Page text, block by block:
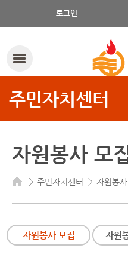
로그인
주민자치센터
자원봉사 모
주민자치센터 자원봉
자원봉사 모집 자원